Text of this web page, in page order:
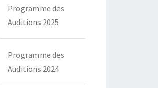
Programme des
Auditions 2025
Programme des
Auditions 2024